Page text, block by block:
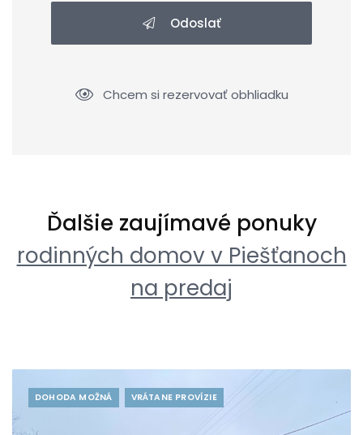
Odoslať
Chcem si rezervovať obhliadku
Ďalšie zaujímavé ponuky
rodinných domov v Piešťanoch
na predaj
DOHODA MOŽNÁ VRÁTANE PROVÍZIE